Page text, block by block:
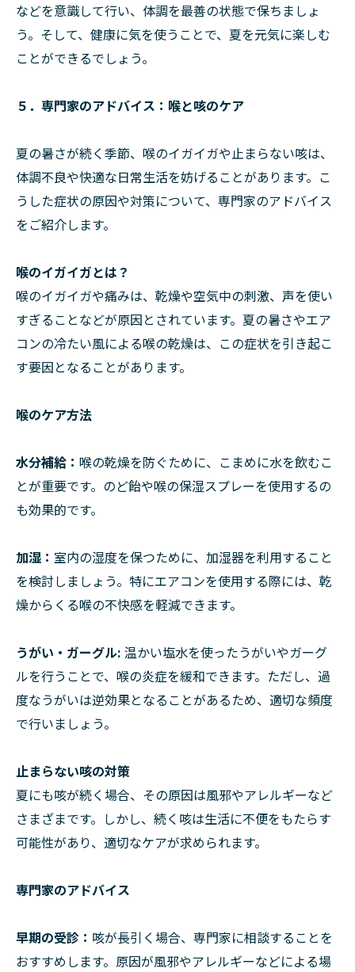
などを意識して行い、体調を最善の状態で保ちましょ
う。そして、健康に気を使うことで、夏を元気に楽しむ
ことができるでしょう。
５．専門家のアドバイス：喉と咳のケア
夏の暑さが続く季節、喉のイガイガや止まらない咳は、
体調不良や快適な日常生活を妨げることがあります。こ
うした症状の原因や対策について、専門家のアドバイス
をご紹介します。
喉のイガイガとは？
喉のイガイガや痛みは、乾燥や空気中の刺激、声を使い
すぎることなどが原因とされています。夏の暑さやエア
コンの冷たい風による喉の乾燥は、この症状を引き起こ
す要因となることがあります。
喉のケア方法
水分補給： 喉の乾燥を防ぐために、こまめに水を飲むこ
とが重要です。のど飴や喉の保湿スプレーを使用するの
も効果的です。
加湿： 室内の湿度を保つために、加湿器を利用すること
を検討しましょう。特にエアコンを使用する際には、乾
燥からくる喉の不快感を軽減できます。
うがい・ガーグル: 温かい塩水を使ったうがいやガーグ
ルを行うことで、喉の炎症を緩和できます。ただし、過
度なうがいは逆効果となることがあるため、適切な頻度
で行いましょう。
止まらない咳の対策
夏にも咳が続く場合、その原因は風邪やアレルギーなど
さまざまです。しかし、続く咳は生活に不便をもたらす
可能性があり、適切なケアが求められます。
専門家のアドバイス
早期の受診： 咳が長引く場合、専門家に相談することを
おすすめします。原因が風邪やアレルギーなどによる場